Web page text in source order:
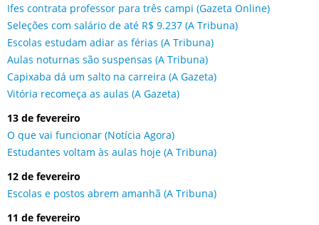
Ifes contrata professor para três campi (Gazeta Online)
Seleções com salário de até R$ 9.237 (A Tribuna)
Escolas estudam adiar as férias (A Tribuna)
Aulas noturnas são suspensas (A Tribuna)
Capixaba dá um salto na carreira (A Gazeta)
Vitória recomeça as aulas (A Gazeta)
13 de fevereiro
O que vai funcionar (Notícia Agora)
Estudantes voltam às aulas hoje (A Tribuna)
12 de fevereiro
Escolas e postos abrem amanhã (A Tribuna)
11 de fevereiro